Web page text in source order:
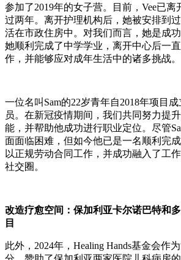
参加了2019年的女子营。目前，Vee已离
过两年。离开护理机构后，她被安排到
活在市政住房中。对我们而言，她是成
她顺利完成了中学学业，离开中心后一
作，并能够应对成年生活中的诸多挑战。
一位名叫Sam的22岁青年自2018年项目
员。在新冠疫情期间，我们共同努力提
能，并帮助他成功进行职业定位。尽管
面面临困难，但如今他已是一名顺利完
以正规劳动合同工作，并成功融入了工
社交圈。
改造疗愈空间：保加利亚卡尔诺巴特和
目
此外，2024年，Healing Hands基金会作